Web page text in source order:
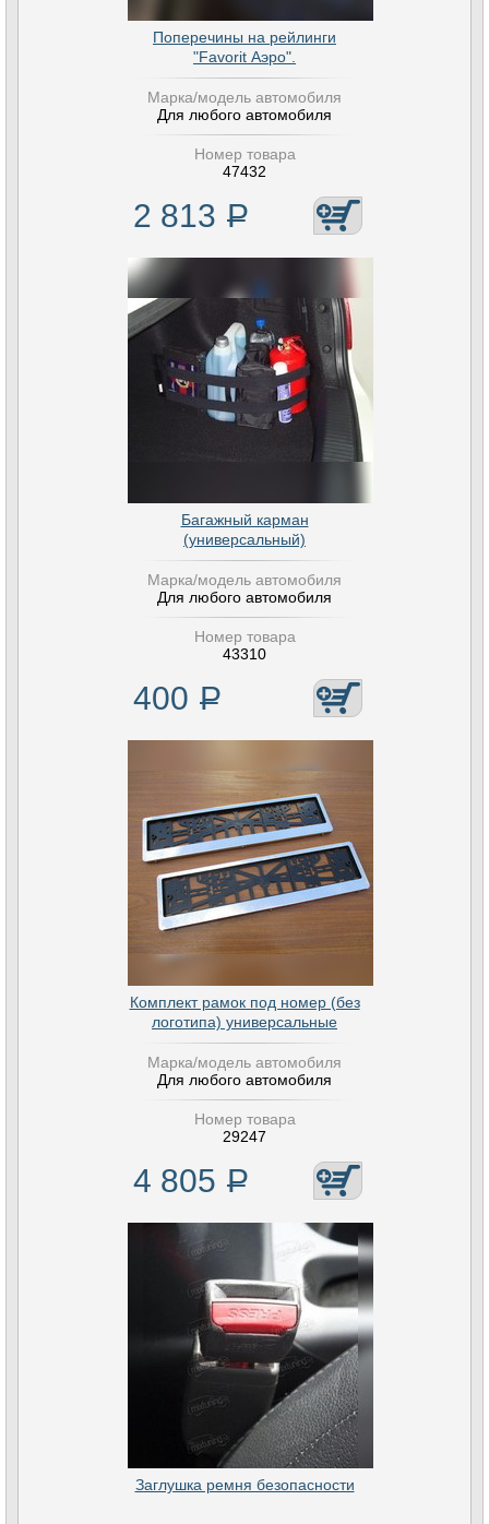
Поперечины на рейлинги
"Favorit Аэро".
Марка/модель автомобиля
Для любого автомобиля
Номер товара
47432
2 813 Р
Багажный карман
(универсальный)
Марка/модель автомобиля
Для любого автомобиля
Номер товара
43310
400 Р
Комплект рамок под номер (без
логотипа) универсальные
Марка/модель автомобиля
Для любого автомобиля
Номер товара
29247
4 805 Р
Заглушка ремня безопасности